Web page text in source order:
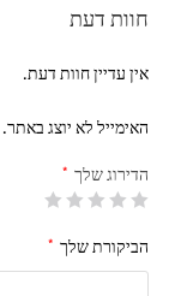
חוות דעת
אין עדיין חוות דעת.
האימייל לא יוצג באתר.
הדירוג שלך *
הביקורת שלך *